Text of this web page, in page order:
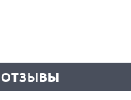
ОТЗЫВЫ